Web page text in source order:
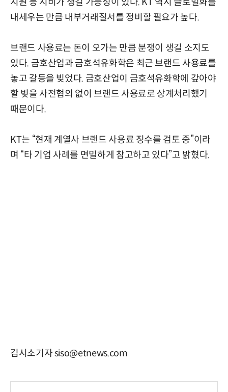
내세우는 만큼 내부거래질서를 정비할 필요가 높다.
브랜드 사용료는 돈이 오가는 만큼 분쟁이 생길 소지도
있다. 금호산업과 금호석유화학은 최근 브랜드 사용료를
놓고 갈등을 빚었다. 금호산업이 금호석유화학에 갚아야
할 빚을 사전협의 없이 브랜드 사용료로 상계처리했기
때문이다.
KT는 “현재 계열사 브랜드 사용료 징수를 검토 중”이라
며 “타 기업 사례를 면밀하게 참고하고 있다”고 밝혔다.
김시소기자 siso@etnews.com